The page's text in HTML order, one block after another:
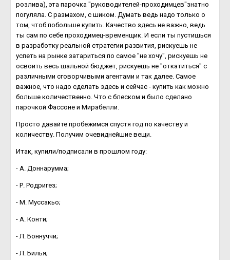
розлива), эта парочка "руководителей-проходимцев"знатно
погуляла. С размахом, с шиком. Думать ведь надо только о
том, чтоб побольше купить. Качество здесь не важно, ведь
ты сам по себе проходимец-временщик. И если ты пустишься
в разработку реальной стратегии развития, рискуешь не
успеть на рынке затариться по самое "не хочу", рискуешь не
освоить весь шальной бюджет, рискуешь не "откатиться" с
различными сговорчивыми агентами и так далее. Самое
важное, что надо сделать здесь и сейчас - купить как можно
больше количественно. Что с блеском и было сделано
парочкой Фассоне и Мирабелли.
Просто давайте пробежимся спустя год по качеству и
количеству. Получим очевиднейшие вещи.
Итак, купили/подписали в прошлом году:
- А. Доннарумма;
- Р. Родригез;
- М. Муссакьо;
- А. Конти;
- Л. Боннуччи;
- Л. Билья;